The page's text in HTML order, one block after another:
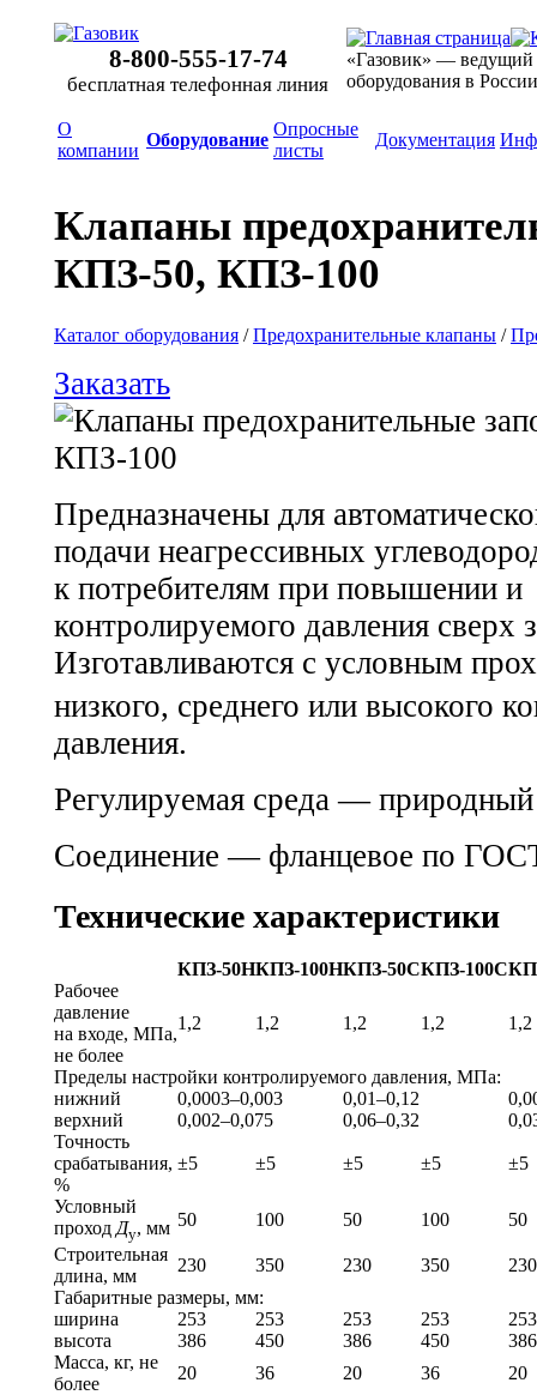
8-800-555-17-74
бесплатная телефонная линия
«Газовик» — ведущий
оборудования в России
О
компании
Оборудование
Опросные
листы
Документация
Клапаны
КПЗ-50, КПЗ-100
Каталог оборудования /Предохранительные клапаны /
Заказать
Предназначены для
подачи неагрессивных
к потребителям при повышении
контролируемого давления сверх
Изготавливаются с условным
низкого, среднего или высокого
давления.
Регулируемая среда —
Соединение — фланцевое по
Технические характеристики
КПЗ-50НКПЗ-100НКПЗ-50СКПЗ-100С
Рабочее
давление
на входе, МПа,
не более
1,2 1,2 1,2 1,2 1,2
Пределы настройки контролируемого давления, МПа:
нижний
0,0003–0,003 0,01–0,12
верхний
0,002–0,075 0,06–0,32
Точность
срабатывания,
%
±5 ±5 ±5 ±5 ±5
Условный
проход Ду, мм 50 100 50 100
50
Строительная
длина, мм
230 350 230 350
230
Габаритные размеры, мм:
ширина
253 253 253 253
253
высота
386 450 386 450
386
Масса, кг, не
более
20 36 20 36 20